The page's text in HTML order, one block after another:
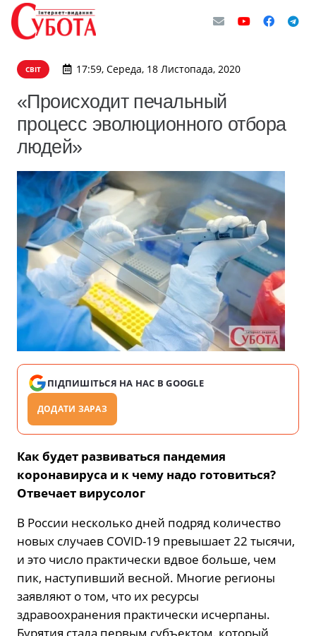
СВІТ 17:59, Середа, 18 Листопада, 2020
«Происходит печальный
процесс эволюционного отбора
людей»
ПІДПИШІТЬСЯ НА НАС В GOOGLE
ДОДАТИ ЗАРАЗ
Как будет развиваться пандемия
коронавируса и к чему надо готовиться?
Отвечает вирусолог
В России несколько дней подряд количество
новых случаев COVID-19 превышает 22 тысячи,
и это число практически вдвое больше, чем
пик, наступивший весной. Многие регионы
заявляют о том, что их ресурсы
здравоохранения практически исчерпаны.
Бурятия стала первым субъектом, который